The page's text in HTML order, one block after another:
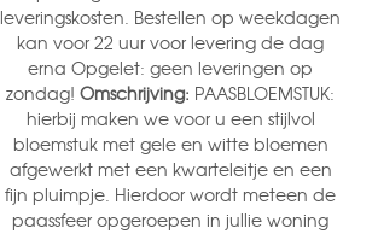
leveringskosten. Bestellen op weekdagen
kan voor 22 uur voor levering de dag
erna Opgelet: geen leveringen op
zondag!Omschrijving: PAASBLOEMSTUK:
hierbij maken we voor u een stijlvol
bloemstuk met gele en witte bloemen
afgewerkt met een kwarteleitje en een
fijn pluimpje. Hierdoor wordt meteen de
paassfeer opgeroepen in jullie woning